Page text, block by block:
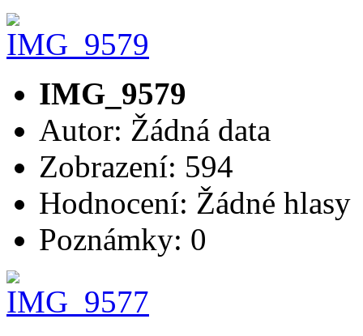
IMG_9579
Autor: Žádná data
Zobrazení: 594
Hodnocení: Žádné hlasy
Poznámky: 0